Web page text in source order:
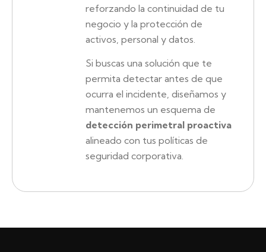
reforzando la continuidad de tu
negocio y la protección de
activos, personal y datos.
Si buscas una solución que te
permita detectar antes de que
ocurra el incidente, diseñamos y
mantenemos un esquema de
detección perimetral proactiva
alineado con tus políticas de
seguridad corporativa.